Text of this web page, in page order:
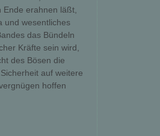
erahnen läßt,
und wesentliches
das Bündeln
Kräfte sein wird,
des Bösen die
auf weitere
hoffen